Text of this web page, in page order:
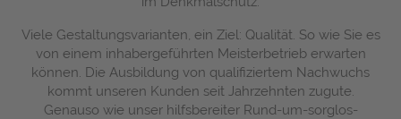
Viele Gestaltungsvarianten, ein Ziel: Qualität. So wie Sie es
von einem inhabergeführten Meisterbetrieb erwarten
können. Die Ausbildung von qualifiziertem Nachwuchs
kommt unseren Kunden seit Jahrzehnten zugute.
Genauso wie unser hilfsbereiter Rund-um-sorglos-